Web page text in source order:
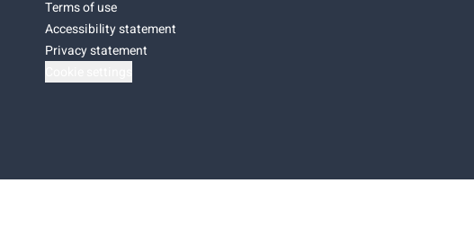
Terms of use
Accessibility statement
Privacy statement